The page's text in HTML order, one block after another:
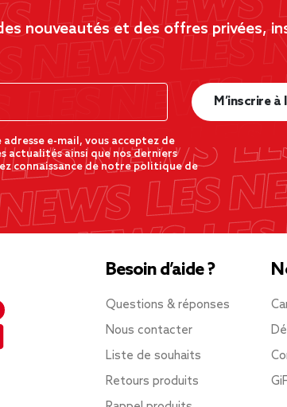
nouveautés et des offres privées,
e-mail, vous acceptez de
actualités ainsi que nos derniers
connaissance de notre politique de
M’inscrire
Besoin d’aide ?
Questions & réponses
Nous contacter
Liste de souhaits
Retours produits